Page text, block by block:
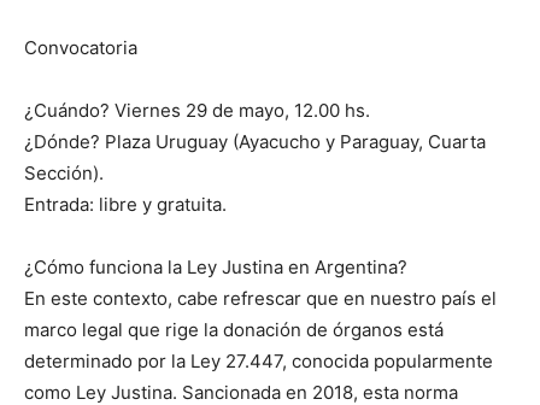
Convocatoria
¿Cuándo? Viernes 29 de mayo, 12.00 hs.
¿Dónde? Plaza Uruguay (Ayacucho y Paraguay, Cuarta
Sección).
Entrada: libre y gratuita.
¿Cómo funciona la Ley Justina en Argentina?
En este contexto, cabe refrescar que en nuestro país el
marco legal que rige la donación de órganos está
determinado por la Ley 27.447, conocida popularmente
como Ley Justina. Sancionada en 2018, esta norma